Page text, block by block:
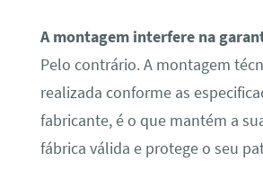
A montagem interfere na
Pelo contrário. A montagem
realizada conforme as
fabricante, é o que mantém a
fábrica válida e protege o seu